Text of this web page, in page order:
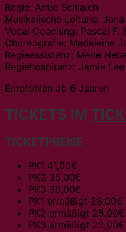
Regie: Antje Schlaich
Musikalische Leitung:
Vocal Coaching: Pascal F.
Choreografie: Madeleine
Regieassistenz: Merle
Regiehospitanz: Jamie
Empfohlen ab 6 Jahren
TICKETS IM
TICKETPREISE
PK1 41,00€
PK2 35,00€
PK3 30,00€
PK1 ermäßigt
PK2 ermäßigt
PK3 ermäßigt